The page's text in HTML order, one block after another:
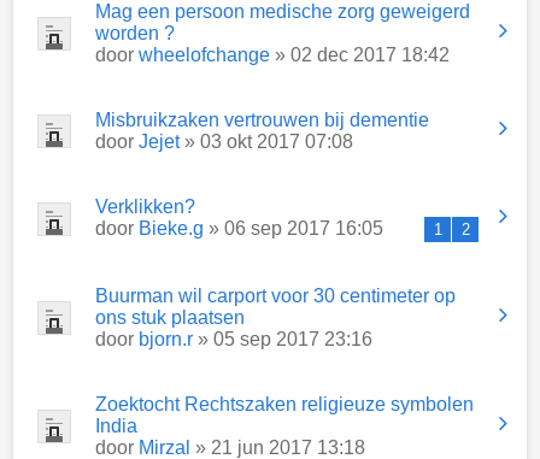
Mag een persoon medische zorg geweigerd
worden ?
door wheelofchange » 02 dec 2017 18:42
Misbruikzaken vertrouwen bij dementie
door Jejet» 03 okt 2017 07:08
Verklikken?
door Bieke.g » 06 sep 2017 16:05 1 2
Buurman wil carport voor 30 centimeter op
ons stuk plaatsen
door bjorn.r » 05 sep 2017 23:16
Zoektocht Rechtszaken religieuze symbolen
India
door Mirzal » 21 jun 2017 13:18